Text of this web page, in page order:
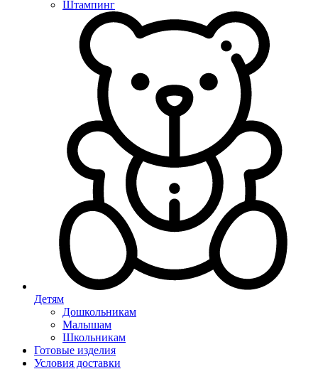
Штампинг
Детям
Дошкольникам
Малышам
Школьникам
Готовые изделия
Условия доставки